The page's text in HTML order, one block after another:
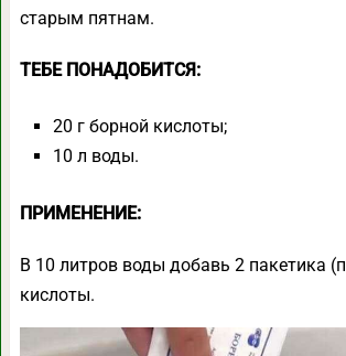
старым пятнам.
ТЕБЕ ПОНАДОБИТСЯ:
20 г борной кислоты;
10 л воды.
ПРИМЕНЕНИЕ:
В 10 литров воды добавь 2 пакетика
кислоты.